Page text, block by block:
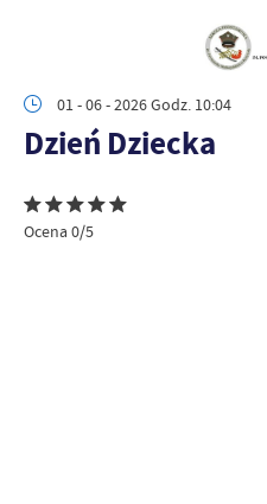
01 - 06 - 2026 Godz. 10:04
Dzień Dziecka
Ocena 0/5